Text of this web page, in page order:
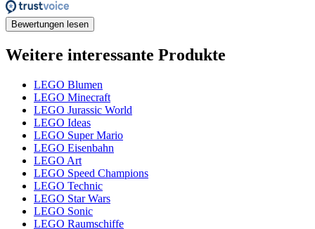
Bewertungen lesen
Weitere interessante Produkte
LEGO Blumen
LEGO Minecraft
LEGO Jurassic World
LEGO Ideas
LEGO Super Mario
LEGO Eisenbahn
LEGO Art
LEGO Speed Champions
LEGO Technic
LEGO Star Wars
LEGO Sonic
LEGO Raumschiffe